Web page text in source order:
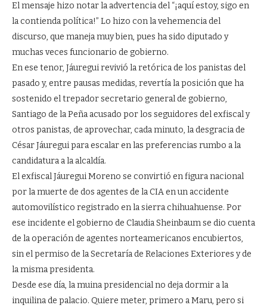
El mensaje hizo notar la advertencia del “¡aquí estoy, sigo en
la contienda política!” Lo hizo con la vehemencia del
discurso, que maneja muy bien, pues ha sido diputado y
muchas veces funcionario de gobierno.
En ese tenor, Jáuregui revivió la retórica de los panistas del
pasado y, entre pausas medidas, revertía la posición que ha
sostenido el trepador secretario general de gobierno,
Santiago de la Peña acusado por los seguidores del exfiscal y
otros panistas, de aprovechar, cada minuto, la desgracia de
César Jáuregui para escalar en las preferencias rumbo a la
candidatura a la alcaldía.
El exfiscal Jáuregui Moreno se convirtió en figura nacional
por la muerte de dos agentes de la CIA en un accidente
automovilístico registrado en la sierra chihuahuense. Por
ese incidente el gobierno de Claudia Sheinbaum se dio cuenta
de la operación de agentes norteamericanos encubiertos,
sin el permiso de la Secretaría de Relaciones Exteriores y de
la misma presidenta.
Desde ese día, la muina presidencial no deja dormir a la
inquilina de palacio. Quiere meter, primero a Maru, pero si